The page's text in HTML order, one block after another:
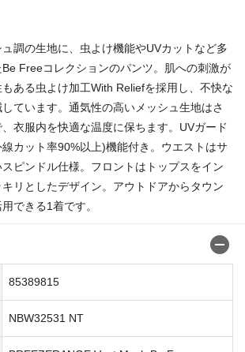
調の生地に、虫よけ機能やUVカットなど多
Be Freeコレクションのパンツ。肌への刺激が
ある虫よけ加工With Reliefを採用し、不快な
ています。通気性の高いメッシュ生地はさ
衣服内を快適な温度に保ちます。UVガード
カット率90%以上)機能付き。ウエストはサ
ピンドル仕様。フロントはトップスをイン
リとしたデザイン。アウトドアからタウン
できる1着です。
85389815
NBW32531 NT